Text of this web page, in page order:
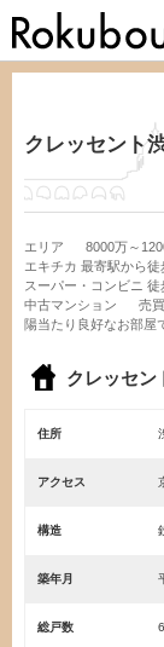
クレッセント
エリア 8000万～
エキチカ 最寄駅から徒
スーパー・コンビニ 徒
中古マンション
売買
陽当たり良好なお部屋
クレッセン
住所
アクセス
構造
築年月
総戸数